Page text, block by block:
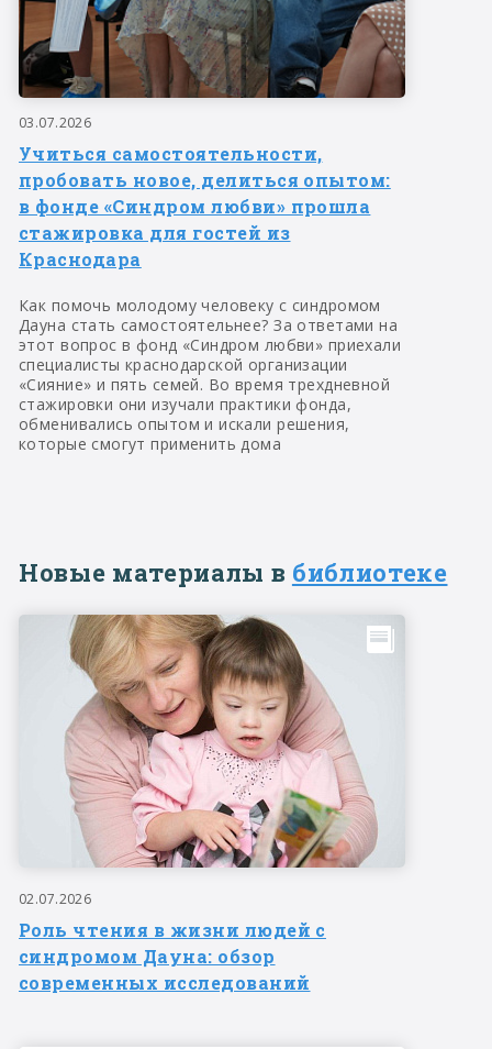
03.07.2026
Учиться самостоятельности,
пробовать новое, делиться опытом:
в фонде «Синдром любви» прошла
стажировка для гостей из
Краснодара
Как помочь молодому человеку с синдромом
Дауна стать самостоятельнее? За ответами на
этот вопрос в фонд «Синдром любви» приехали
специалисты краснодарской организации
«Сияние» и пять семей. Во время трехдневной
стажировки они изучали практики фонда,
обменивались опытом и искали решения,
которые смогут применить дома
Новые материалы в библиотеке
02.07.2026
Роль чтения в жизни людей с
синдромом Дауна: обзор
современных исследований